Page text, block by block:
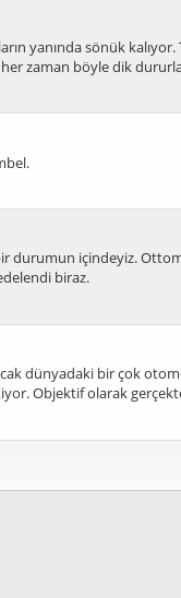
yanında sönük
zaman böyle dik
durumun içindeyiz.
biraz.
dünyadaki bir çok
Objektif olarak